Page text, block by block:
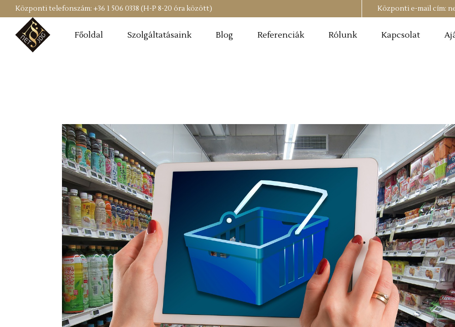
Központi telefonszám: +36 1 506 0338 (H-P 8-20 óra között) Központi e-mail cím:
Főoldal Szolgáltatásaink Blog Referenciák Rólunk Kapcsolat